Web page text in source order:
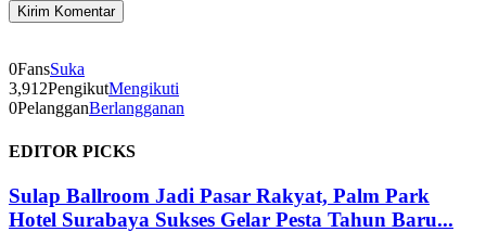
0FansSuka
3,912PengikutMengikuti
0PelangganBerlangganan
EDITOR PICKS
Sulap Ballroom Jadi Pasar Rakyat, Palm Park
Hotel Surabaya Sukses Gelar Pesta Tahun Baru...